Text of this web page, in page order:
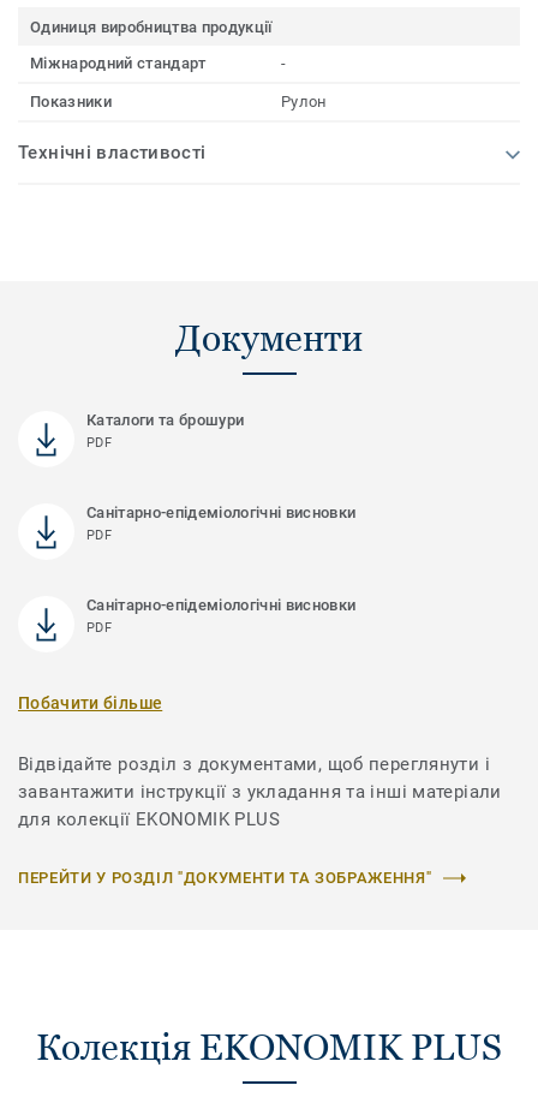
Одиниця виробництва продукції
Міжнародний стандарт
-
Показники Рулон
Технічні властивості
Документи
Каталоги та брошури
PDF
Санітарно-епідеміологічні висновки
PDF
Санітарно-епідеміологічні висновки
PDF
Побачити більше
Відвідайте розділ з документами, щоб переглянути і
завантажити інструкції з укладання та інші матеріали
для колекції EKONOMIK PLUS
ПЕРЕЙТИ У РОЗДІЛ "ДОКУМЕНТИ ТА ЗОБРАЖЕННЯ"
Колекція EKONOMIK PLUS